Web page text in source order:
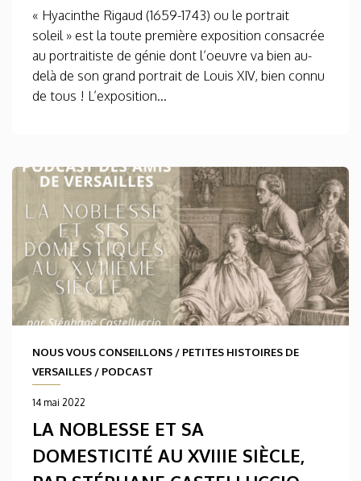
« Hyacinthe Rigaud (1659-1743) ou le portrait
soleil » est la toute première exposition consacrée
au portraitiste de génie dont l’oeuvre va bien au-
delà de son grand portrait de Louis XIV, bien connu
de tous ! L’exposition...
NOUS VOUS CONSEILLONS / PETITES HISTOIRES DE
VERSAILLES / PODCAST
14 mai 2022
LA NOBLESSE ET SA
DOMESTICITÉ AU XVIIIE SIÈCLE,